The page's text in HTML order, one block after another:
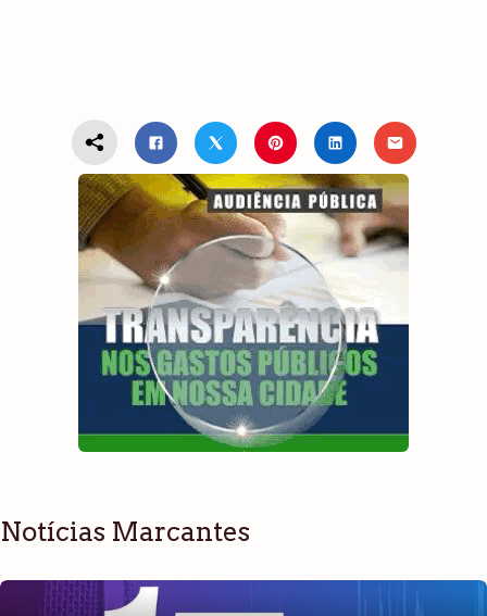
Notícias Marcantes